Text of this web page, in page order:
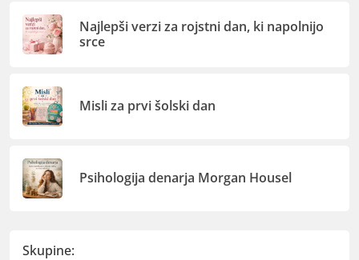
Najlepši verzi za rojstni dan, ki napolnijo
srce
Misli za prvi šolski dan
Psihologija denarja Morgan Housel
Skupine: